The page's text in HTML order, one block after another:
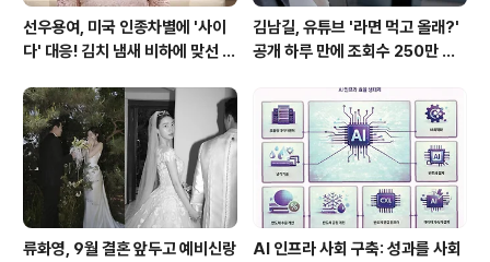
선우용여, 미국 인종차별에 '사이
다' 대응! 김치 냄새 비하에 맞선 통
김남길, 유튜브 '라면 먹고 올래?'
공개 하루 만에 조회수 250만 돌
류화영, 9월 결혼 앞두고 예비신랑
AI 인프라 사회 구축: 성과를 사회